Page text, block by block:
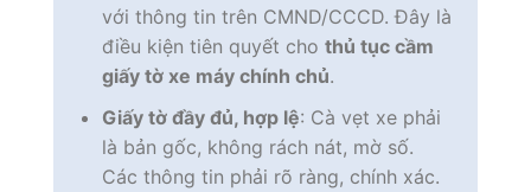
với thông tin trên CMND/CCCD. Đây là
điều kiện tiên quyết cho thủ tục cầm
giấy tờ xe máy chính chủ.
Giấy tờ đầy đủ, hợp lệ: Cà vẹt xe phải
là bản gốc, không rách nát, mờ số.
Các thông tin phải rõ ràng, chính xác.